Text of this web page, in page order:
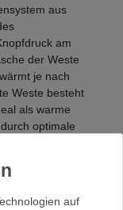
aus
am
der Weste
je nach
Weste besteht
als warme
optimale
oder im
bei jeder Art
auf